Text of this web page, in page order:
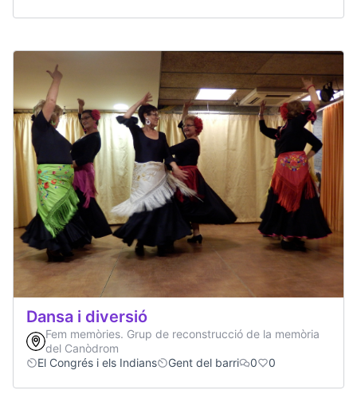
Dansa i diversió
Fem memòries. Grup de reconstrucció de la memòria
del Canòdrom
El Congrés i els Indians
Gent del barri 0 0